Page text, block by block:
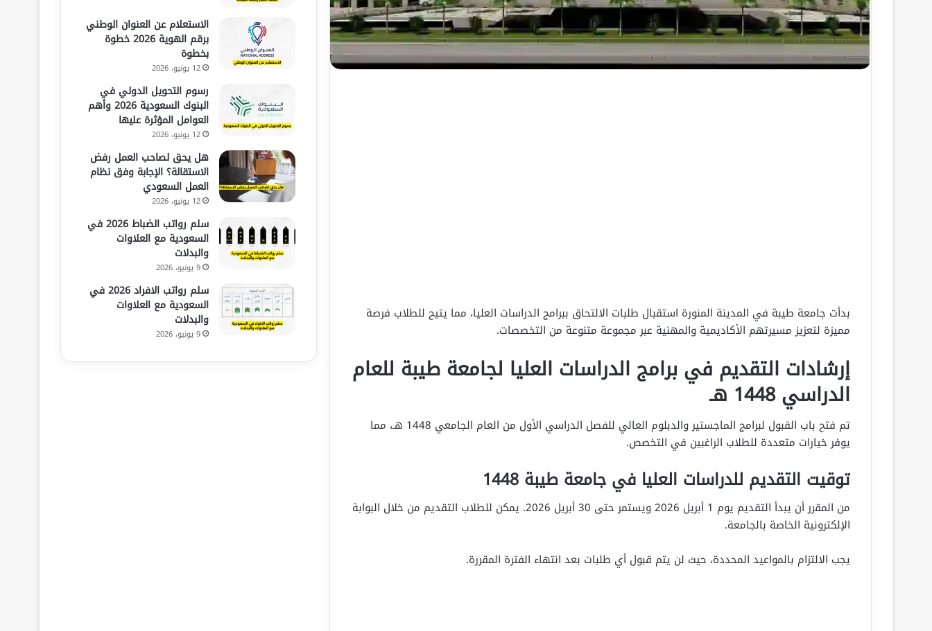
بدأت جامعة طيبة في المدينة المنورة استقبال طلبات الالتحاق ببرامج الدراسات العليا، مما يتيح للطلاب فرصة
مميزة لتعزيز مسيرتهم الأكاديمية والمهنية عبر مجموعة متنوعة من التخصصات.
إرشادات التقديم في برامج الدراسات العليا لجامعة طيبة للعام
الدراسي 1448 هـ
تم فتح باب القبول لبرامج الماجستير والدبلوم العالي للفصل الدراسي الأول من العام الجامعي 1448 هـ، مما
يوفر خيارات متعددة للطلاب الراغبين في التخصص.
توقيت التقديم للدراسات العليا في جامعة طيبة 1448
من المقرر أن يبدأ التقديم يوم 1 أبريل 2026 ويستمر حتى 30 أبريل 2026. يمكن للطلاب التقديم من خلال البوابة
الإلكترونية الخاصة بالجامعة.
يجب الالتزام بالمواعيد المحددة، حيث لن يتم قبول أي طلبات بعد انتهاء الفترة المقررة.
الاستعلام عن العنوان الوطني
برقم الهوية 2026 خطوة
بخطوة
12 يونيو، 2026
رسوم التحويل الدولي في
البنوك السعودية 2026 وأهم
العوامل المؤثرة عليها
12 يونيو، 2026
هل يحق لصاحب العمل رفض
الاستقالة؟ الإجابة وفق نظام
العمل السعودي
12 يونيو، 2026
سلم رواتب الضباط 2026 في
السعودية مع العلاوات
والبدلات
9 يونيو، 2026
سلم رواتب الافراد 2026 في
السعودية مع العلاوات
والبدلات
9 يونيو، 2026